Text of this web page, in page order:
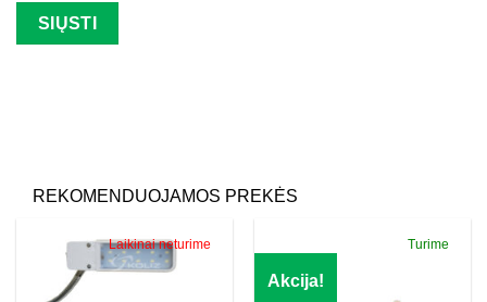
REKOMENDUOJAMOS PREKĖS
Laikinai neturime
Akcija!
Turime